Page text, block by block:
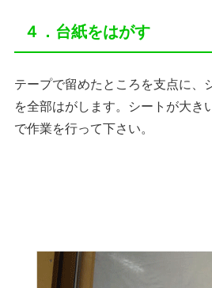
４．台紙をはがす
テープで留めたところを支点に、
を全部はがします。シートが大き
で作業を行って下さい。